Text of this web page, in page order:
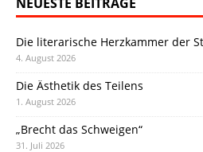
Die literarische Herzkammer der
4. August 2026
Die Ästhetik des Teilens
1. August 2026
„Brecht das Schweigen“
31. Juli 2026